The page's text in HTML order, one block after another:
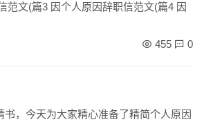
范文(篇3 因个人原因辞职信范文(篇4 因
455 0
，今天为大家精心准备了精简个人原因